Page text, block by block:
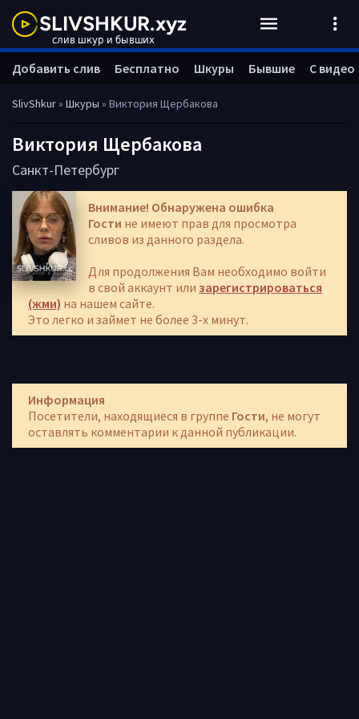
SlivShkur» Шкуры » Виктория Щербакова
Виктория Щербакова
Санкт-Петербург
Внимание! Обнаружена ошибка
Гости не имеют прав для просмотра
сливов из данного раздела.
Для продолжения Вам необходимо войти
в свой аккаунт или зарегистрироваться
(жми) на нашем сайте.
Это легко и займет не более 3-х минут.
Информация
Посетители, находящиеся в группе Гости, не могут
оставлять комментарии к данной публикации.
Добавить слив Бесплатно Шкуры Бывшие С видео